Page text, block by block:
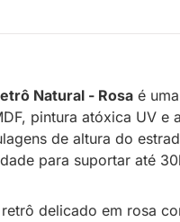
Natural - Rosa é
pintura atóxica UV
de altura do
para suportar até
delicado em rosa